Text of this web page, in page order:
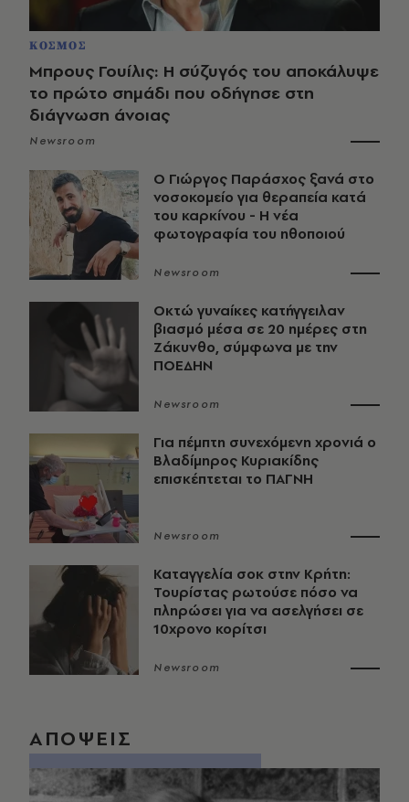
ΚΟΣΜΟΣ
Μπρους Γουίλις: Η σύζυγός του αποκάλυψε
το πρώτο σημάδι που οδήγησε στη
διάγνωση άνοιας
Newsroom
O Γιώργος Παράσχος ξανά στο
νοσοκομείο για θεραπεία κατά
του καρκίνου - Η νέα
φωτογραφία του ηθοποιού
Newsroom
Οκτώ γυναίκες κατήγγειλαν
βιασμό μέσα σε 20 ημέρες στη
Ζάκυνθο, σύμφωνα με την
ΠΟΕΔΗΝ
Newsroom
Για πέμπτη συνεχόμενη χρονιά ο
Βλαδίμηρος Κυριακίδης
επισκέπτεται το ΠΑΓΝΗ
Newsroom
Καταγγελία σοκ στην Κρήτη:
Τουρίστας ρωτούσε πόσο να
πληρώσει για να ασελγήσει σε
10χρονο κορίτσι
Newsroom
ΑΠΟΨΕΙΣ